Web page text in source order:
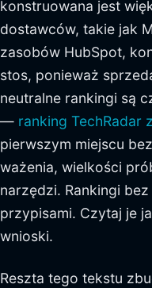
konstruowana jest
dostawców, takie jak
zasobów HubSpot,
stos, ponieważ
neutralne rankingi są
— ranking TechRadar
pierwszym miejscu
ważenia, wielkości
narzędzi. Rankingi
przypisami. Czytaj je
wnioski.
Reszta tego tekstu